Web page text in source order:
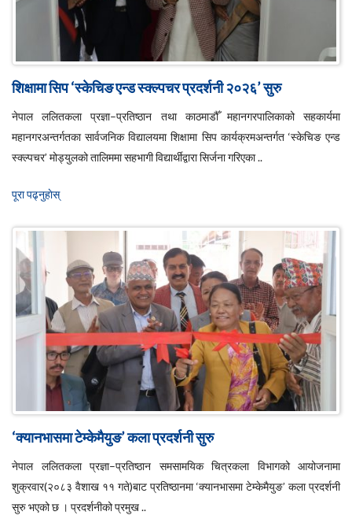
शिक्षामा सिप ‘स्केचिङ एन्ड स्क्ल्पचर प्रदर्शनी २०२६’ सुरु
नेपाल ललितकला प्रज्ञा–प्रतिष्ठान तथा काठमाडौँ महानगरपालिकाको सहकार्यमा
महानगरअन्तर्गतका सार्वजनिक विद्यालयमा शिक्षामा सिप कार्यक्रमअन्तर्गत ‘स्केचिङ एन्ड
स्क्ल्पचर’ मोड्युलको तालिममा सहभागी विद्यार्थीद्वारा सिर्जना गरिएका ..
पूरा पढ्नुहाेस्
‘क्यानभासमा टेम्केमैयुङ’ कला प्रदर्शनी सुरु
नेपाल ललितकला प्रज्ञा–प्रतिष्ठान समसामयिक चित्रकला विभागको आयोजनामा
शुक्रवार(२०८३ वैशाख ११ गते)बाट प्रतिष्ठानमा ‘क्यानभासमा टेम्केमैयुङ’ कला प्रदर्शनी
सुरु भएको छ । प्रदर्शनीको प्रमुख ..